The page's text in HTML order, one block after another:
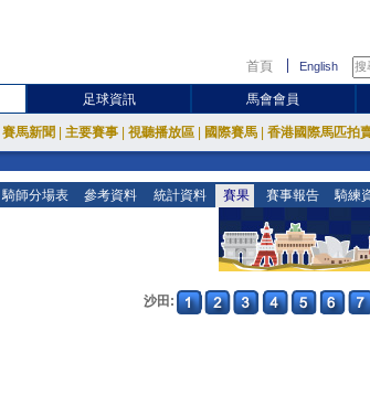
首頁 English
足球資訊 馬會會員
賽馬新聞 主要賽事 視聽播放區 國際賽馬 香港國際馬匹拍
騎師分場表 參考資料 統計資料 賽果 賽事報告 騎練
沙田: